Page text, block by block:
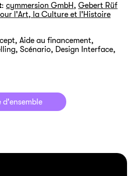
: cymmersion GmbH , Gebert Rüf
l'Art, la Culture et l'Histoire
Aide au financement,
Scénario, Design Interface,
d'ensemble